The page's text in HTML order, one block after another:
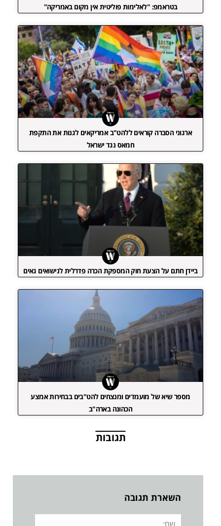
בטראמפ: "לאלימות פוליטית אין מקום באמריקה"
ארגוני הסברה קוראים ללהט"ב אמריקאים לגנות את התקפת
חמאס נגד ישראל
ביידן חתם על הצעת חוק המספקת הכרה פדרלית לנישואים גאים
מספר שיא של מועמדים ומנצחים להט"בים בבחירות אמצע
הכהונה בארה"ב
תגובות
השארת תגובה
שם: